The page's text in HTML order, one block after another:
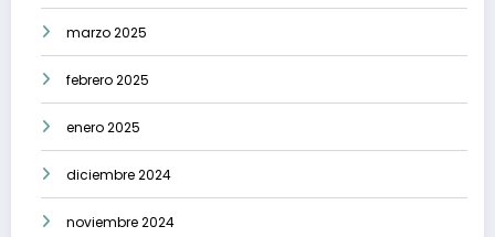
marzo 2025
febrero 2025
enero 2025
diciembre 2024
noviembre 2024